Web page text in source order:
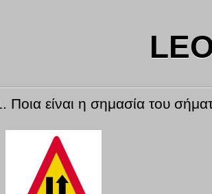
Ποια είναι η σημασία του